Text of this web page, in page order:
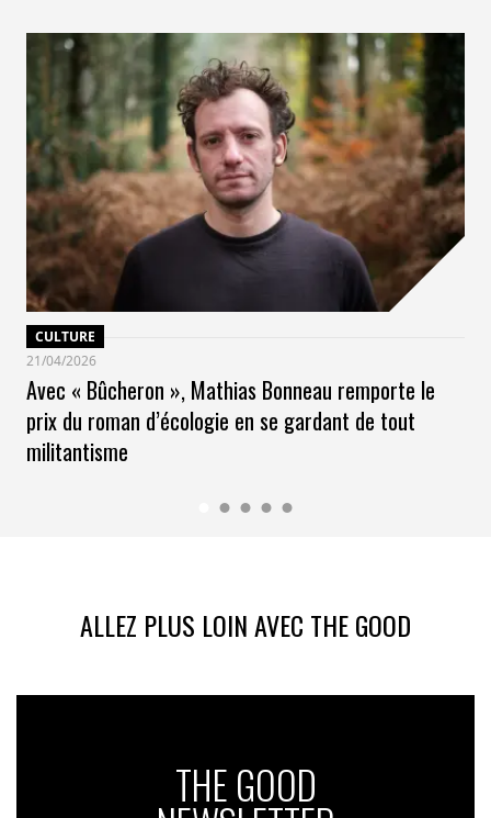
CULTURE
21/04/2026
Avec « Bûcheron », Mathias Bonneau remporte le
prix du roman d’écologie en se gardant de tout
militantisme
ALLEZ PLUS LOIN AVEC THE GOOD
THE GOOD